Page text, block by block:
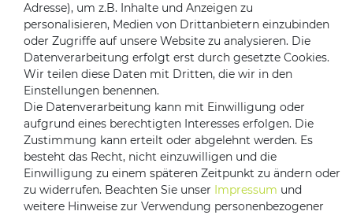
Zahlungsanbieter
Versandpartner
Adresse), um z.B. Inhalte und Anzeigen zu
personalisieren, Medien von Drittanbietern einzubinden
oder Zugriffe auf unsere Website zu analysieren. Die
Datenverarbeitung erfolgt erst durch gesetzte Cookies.
Wir teilen diese Daten mit Dritten, die wir in den
Einstellungen benennen.
Die Datenverarbeitung kann mit Einwilligung oder
aufgrund eines berechtigten Interesses erfolgen. Die
Zustimmung kann erteilt oder abgelehnt werden. Es
besteht das Recht, nicht einzuwilligen und die
Einwilligung zu einem späteren Zeitpunkt zu ändern oder
zu widerrufen. Beachten Sie unser Impressum und
weitere Hinweise zur Verwendung personenbezogener